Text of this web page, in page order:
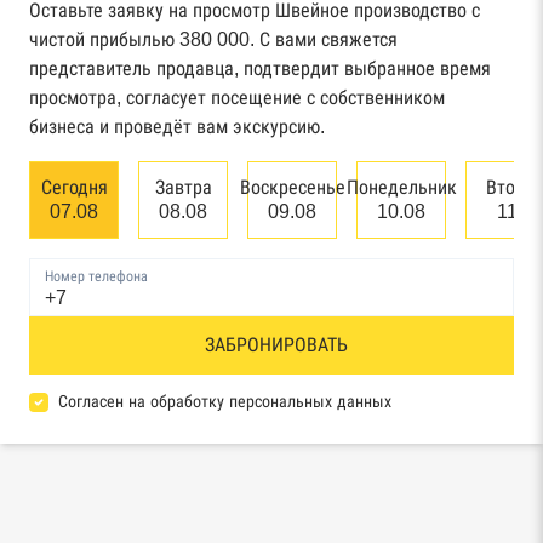
Федерального казначейства
Картотека арбитражных дел Высшего
арбитражного суда
банкротстве юридических лиц
Единый федеральный реестр сведений о
банкротстве физических лиц
Реестр товарных знаков и знаков обслуживания
База исполнительного производства
Оставьте заявку на просмотр Швейное производство с
чистой прибылью 380 000. С вами свяжется
представитель продавца, подтвердит выбранное время
просмотра, согласует посещение с собственником
бизнеса и проведёт вам экскурсию.
Сегодня
07.08
Завтра
08.08
Воскресенье
09.08
Понедельник
10.08
11.08
Номер телефона
ЗАБРОНИРОВАТЬ
Согласен на обработку персональных данных